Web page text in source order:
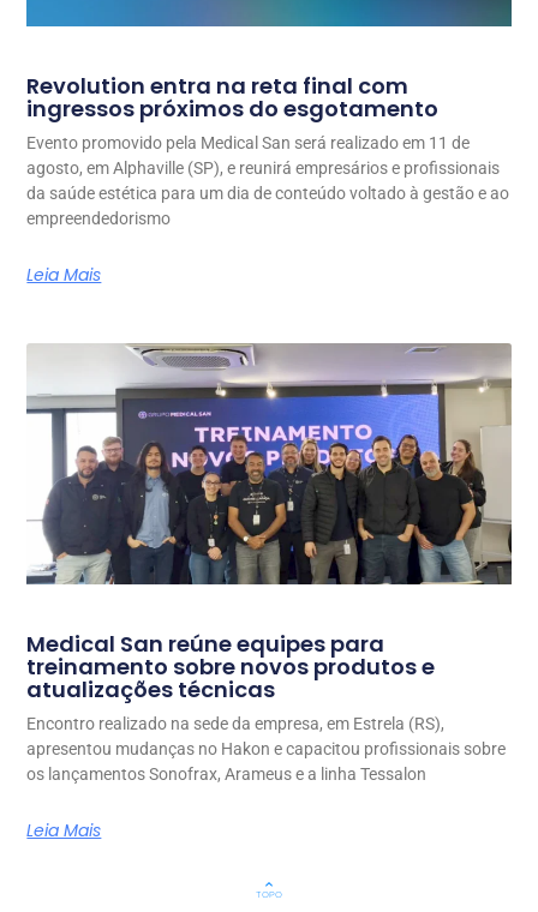
Revolution entra na reta final com
ingressos próximos do esgotamento
Evento promovido pela Medical San será realizado em 11 de
agosto, em Alphaville (SP), e reunirá empresários e profissionais
da saúde estética para um dia de conteúdo voltado à gestão e ao
empreendedorismo
Leia Mais
Medical San reúne equipes para
treinamento sobre novos produtos e
atualizações técnicas
Encontro realizado na sede da empresa, em Estrela (RS),
apresentou mudanças no Hakon e capacitou profissionais sobre
os lançamentos Sonofrax, Arameus e a linha Tessalon
Leia Mais
keyboard_arrow_up
TOPO